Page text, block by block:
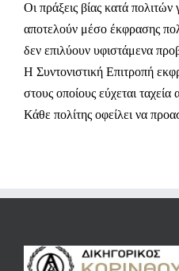
Οι πράξεις βίας κατά
αποτελούν μέσο έκφρασης
δεν επιλύουν υφιστάμενα
Η Συντονιστική Επιτροπή
στους οποίους εύχεται
Κάθε πολίτης οφείλει να